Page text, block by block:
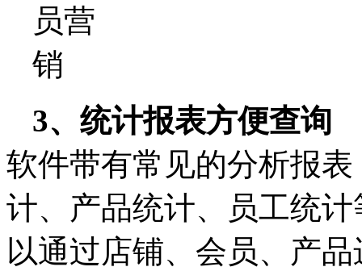
3、统计报表方便查询
软件带有常见的分析报
计、产品统计、员工统
以通过店铺、会员、产